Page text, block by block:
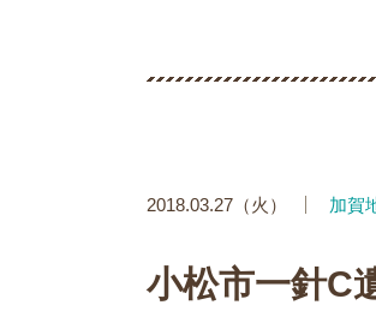
2018.03.27（火） 加賀
小松市一針C